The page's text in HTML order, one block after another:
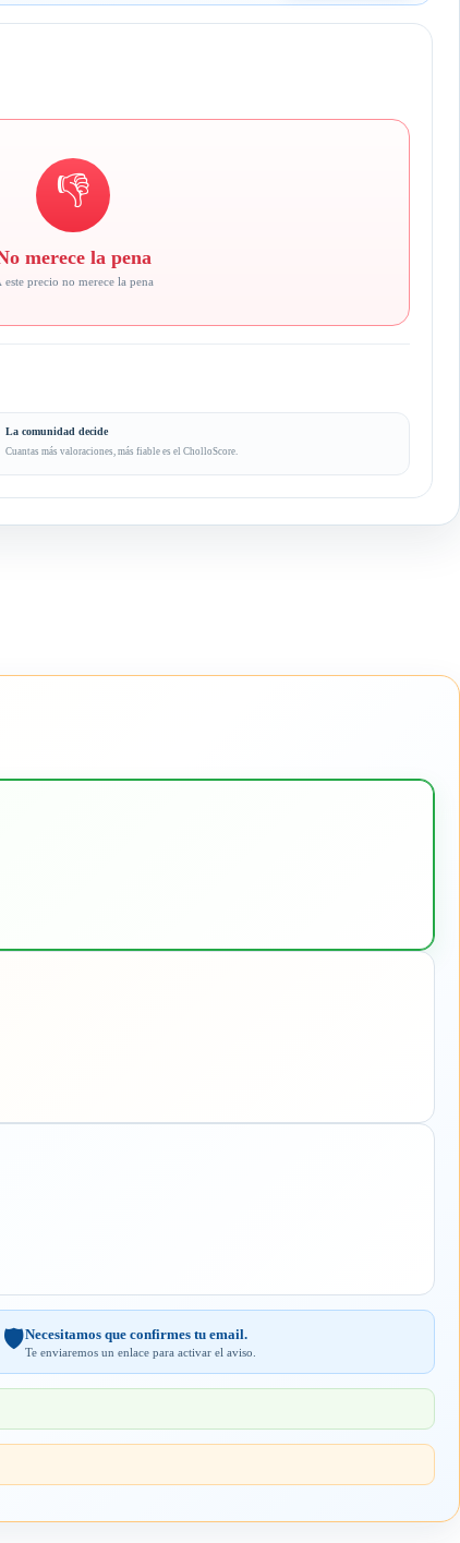
👎
merece la pena
este precio no merece la pena
La comunidad decide
Cuantas más valoraciones, más fiable es el CholloScore.
🛡️Necesitamos que confirmes tu email.
Te enviaremos un enlace para activar el aviso.